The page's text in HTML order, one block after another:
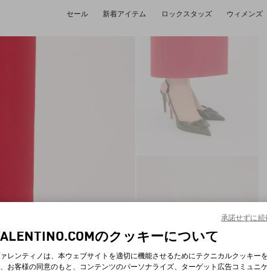
セール 新着アイテム ロックスタッズ ウィメンズ
のクッキーについて
レンティノは、本ウェブサイトを適切に機能させるためにテクニカルクッキー
お客様の同意のもと、コンテンツのパーソナライズ、ターゲット広告コミュニ
承諾せずに続